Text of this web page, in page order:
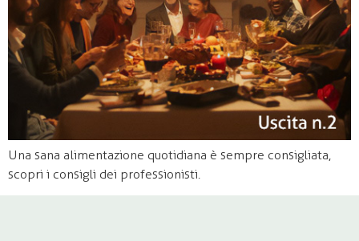
Una sana alimentazione quotidiana è sempre consigliata,
scopri i consigli dei professionisti.